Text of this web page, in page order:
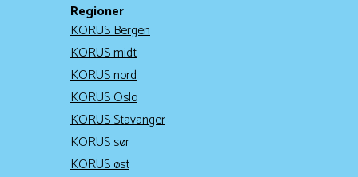
Regioner
KORUS Bergen
KORUS midt
KORUS nord
KORUS Oslo
KORUS Stavanger
KORUS sør
KORUS øst